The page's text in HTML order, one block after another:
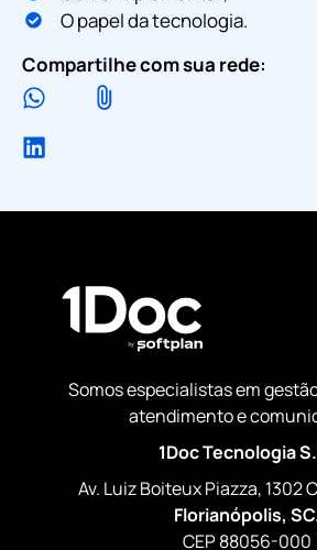
O papel da tecnologia.
Compartilhe com sua rede:
Somos especialistas em
atendimento e
1Doc Tecnologia
Av. Luiz Boiteux Piazza, 1302
Florianópolis,
CEP 88056-000